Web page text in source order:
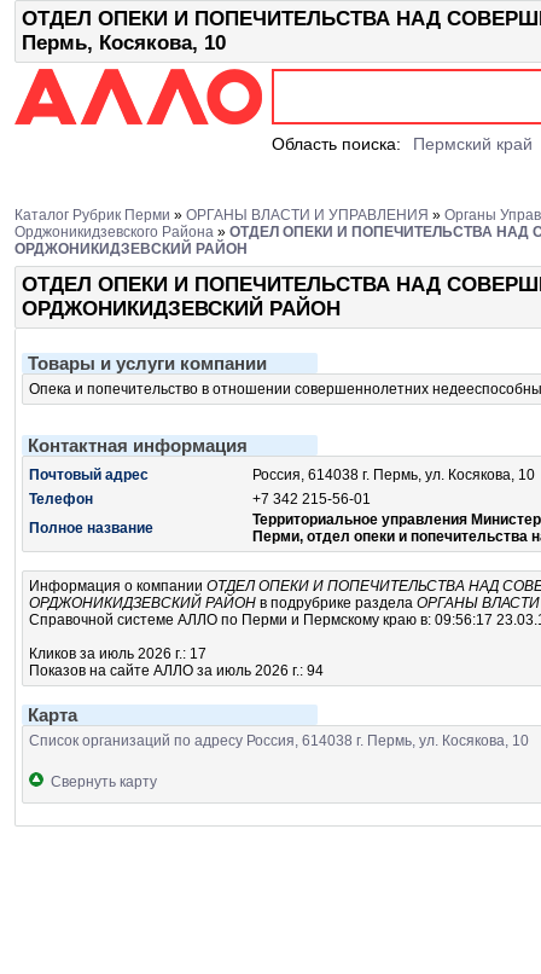
ОТДЕЛ ОПЕКИ И ПОПЕЧИТЕЛЬСТВА НАД
Пермь, Косякова, 10
Область поиска: Пермский край
Каталог Рубрик Перми » ОРГАНЫ ВЛАСТИ И УПРАВЛЕНИЯ » Органы
Орджоникидзевского Района » ОТДЕЛ ОПЕКИ И ПОПЕЧИТЕЛЬСТВА
ОРДЖОНИКИДЗЕВСКИЙ РАЙОН
ОТДЕЛ ОПЕКИ И ПОПЕЧИТЕЛЬСТВА НАД
ОРДЖОНИКИДЗЕВСКИЙ РАЙОН
Товары и услуги компании
Опека и попечительство в отношении совершеннолетних
Контактная информация
Почтовый адрес
Россия, 614038 г. Пермь, ул. Косякова, 10
Телефон
+7 342 215-56-01
Полное название
Территориальное управления
Перми, отдел опеки и
Информация о компании ОТДЕЛ ОПЕКИ И ПОПЕЧИТЕЛЬСТВА НАД
ОРДЖОНИКИДЗЕВСКИЙ РАЙОН в подрубрике раздела ОРГАНЫ
Справочной системе АЛЛО по Перми и Пермскому краю в: 09:56:17
Кликов за июль 2026 г.: 17
Показов на сайте АЛЛО за июль 2026 г.: 94
Карта
Список организаций по адресу Россия, 614038 г. Пермь, ул. Косякова, 10
Свернуть карту